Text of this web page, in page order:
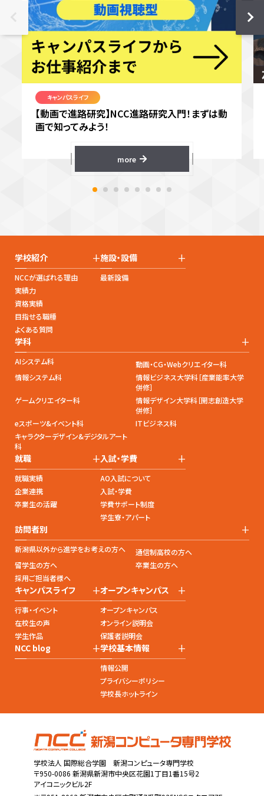
キャンパスライフ
【動画で進路研究】NCC進路研究入門！まずは動
画で知ってみよう！
more
学校紹介 +
NCCが選ばれる理由
実績力
資格実績
目指せる職種
よくある質問
施設・設備 +
最新設備
学科 +
AIシステム科
動画・CG・Webクリエイター科
情報システム科
情報ビジネス大学科［産業能率大学
併修］
ゲームクリエイター科
情報デザイン大学科［開志創造大学
併修］
eスポーツ&イベント科
ITビジネス科
キャラクターデザイン&デジタルアート
科
就職 +
就職実績
企業連携
卒業生の活躍
入試・学費 +
AO入試について
入試・学費
学費サポート制度
学生寮・アパート
訪問者別 +
新潟県以外から進学をお考えの方へ
通信制高校の方へ
留学生の方へ
卒業生の方へ
採用ご担当者様へ
キャンパスライフ +
行事・イベント
在校生の声
学生作品
オープンキャンパス +
オープンキャンパス
オンライン説明会
保護者説明会
NCC blog +学校基本情報 +
情報公開
プライバシーポリシー
学校長ホットライン
学校法人 国際総合学園 新潟コンピュータ専門学校
〒950-0086 新潟県新潟市中央区花園1丁目1番15号2
アイコニックビル2F